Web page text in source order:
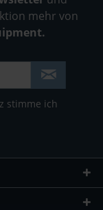
mehr von
stimme ich